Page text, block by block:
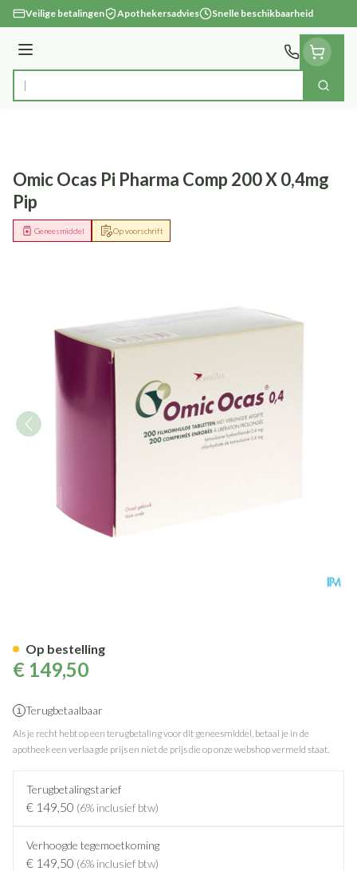
Ga naar de inhoud
Veilige betalingen Apothekersadvies Snelle beschikbaarheid
Menu
Product, merk, categorie... Zoek
Omic Ocas Pi Pharma Comp 200 X 0,4mg
Pip
Op voorschrift
Geneesmiddel
€ 149,50
Terugbetaalbaar
Als je recht hebt op een terugbetaling voor dit geneesmiddel, betaal je in de
apotheek een verlaagde prijs en niet de prijs die op onze webshop vermeld staat.
Terugbetalingstarief
€ 149,50 (6% inclusief btw)
Verhoogde tegemoetkoming
€ 149,50 (6% inclusief btw)
Op bestelling